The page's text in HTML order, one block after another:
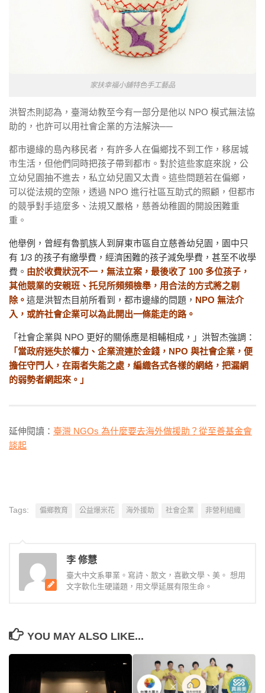
家扶幸福小舖特色手工藝品
洪智杰則認為，臺灣幼教至今有一部分是他以 NPO 模式無法協
助的，也許可以用社會企業的方法解決──
都市邊緣的島內移民者，有許多人在偏鄉找不到工作，移居城
市生活，但他們同時把孩子帶到都市。對於這些家庭來說，公
立幼兒園抽不進去，私立幼兒園又太貴。這些問題若在偏鄉，
可以從法規的空隙，透過 NPO 進行社區互助式的照顧，但都市
的競爭對手這麼多、法規又嚴格，慈善幼稚園的開設困難重
重。
他舉例，曾經有魯凱族人到屏東市區自立慈善幼兒園，園中只
有 1/3 的孩子有繳學費，經濟困難的孩子減免學費，甚至不收學
費。 由於收費狀況不一，無法立案，最後收了 100 多位孩子，
其他競業的安親班、托兒所頻頻檢舉，用合法的方式將之剔
除。 這是洪智杰目前所看到，都市邊緣的問題， NPO 無法介
入，或許社會企業可以為此開出一條能走的路。
「社會企業與 NPO 更好的關係應是相輔相成，」洪智杰強調：
「 當政府迷失於權力、企業流連於金錢，NPO 與社會企業，便
擔任守門人，在兩者失能之處，編織各式各樣的網絡，把漏網
的弱勢者網起來。」
延伸閱讀： 臺灣 NGOs 為什麼要去海外做援助？從至善基金會
談起
Tags: 偏鄉教育 公益爆米花 海外援助 社會企業 非營利組織
李 修慧
臺大中文系畢業。寫詩、散文，喜歡文學、美。 想用
文字軟化生硬議題，用文學延展有限生命。
YOU MAY ALSO LIKE...